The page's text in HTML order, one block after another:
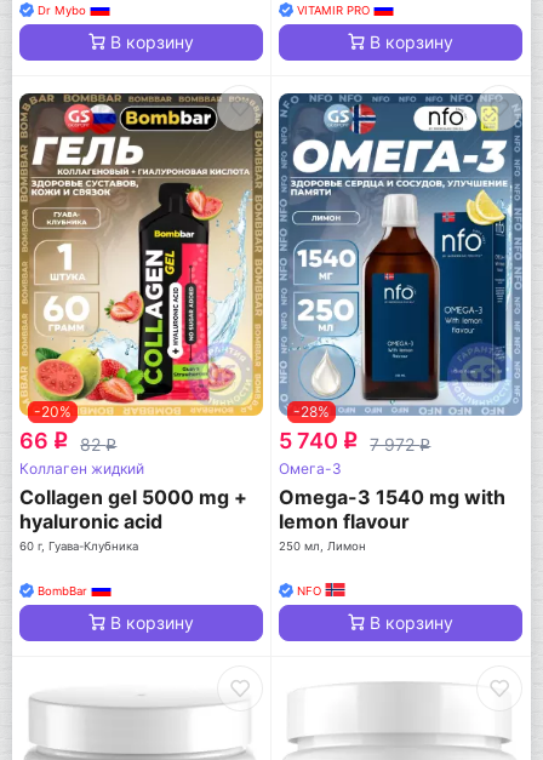
Dr Mybo
В корзину
VITAMIR PRO
В корзину
-20%
66 q 82q
Коллаген жидкий
Collagen gel 5000 mg +
hyaluronic acid
60 г, Гуава-Клубника
BombBar
В корзину
-28%
5 740 q 7 972q
Омега-3
Omega-3 1540 mg with
lemon flavour
250 мл, Лимон
NFO
В корзину